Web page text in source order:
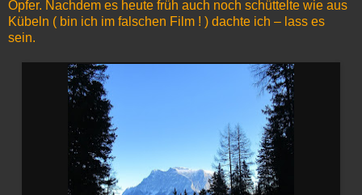
Opfer. Nachdem es heute früh auch noch schüttelte wie aus
Kübeln ( bin ich im falschen Film ! ) dachte ich – lass es
sein.